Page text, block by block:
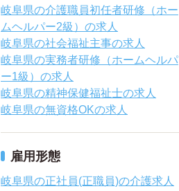
岐阜県の介護職員初任者研修（ホー
ムヘルパー2級）の求人
岐阜県の社会福祉主事の求人
岐阜県の実務者研修（ホームヘルパ
ー1級）の求人
岐阜県の精神保健福祉士の求人
岐阜県の無資格OKの求人
雇用形態
岐阜県の正社員(正職員)の介護求人